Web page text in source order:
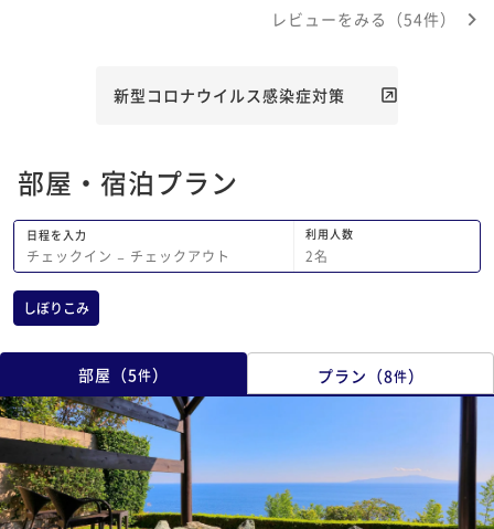
メッセージとカードもいただけて有り難
まりました。 またふたりの記念日に利
しです！ SNSなどで
また再訪させていた
レビューをみる（54件）
新型コロナウイルス感染症対策
部屋・宿泊プラン
日程を入力
チェックイン − チェックアウト
利用人数
2名
しぼりこみ
部屋 （5件） プラン （8件）